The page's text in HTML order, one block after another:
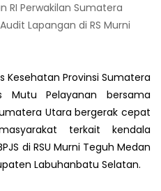
Perwakilan Sumatera
Lapangan di RS Murni
Kesehatan Provinsi Sumatera
Pelayanan bersama
Utara bergerak cepat
terkait kendala
di RSU Murni Teguh Medan
Labuhanbatu Selatan.